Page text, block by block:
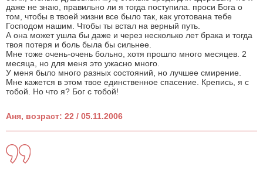
даже не знаю, правильно ли я тогда поступила. проси Бога о
том, чтобы в твоей жизни все было так, как уготована тебе
Господом нашим. Чтобы ты встал на верный путь.
А она может ушла бы даже и через несколько лет брака и тогда
твоя потеря и боль была бы сильнее.
Мне тоже очень-очень больно, хотя прошло много месяцев. 2
месяца, но для меня это ужасно много.
У меня было много разных состояний, но лучшее смирение.
Мне кажется в этом твое единственное спасение. Крепись, я с
тобой. Но что я? Бог с тобой!
Аня, возраст: 22 / 05.11.2006